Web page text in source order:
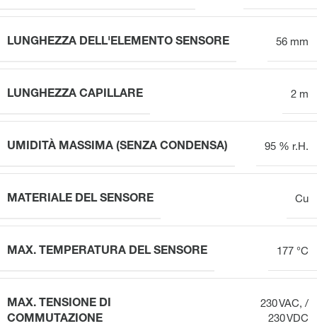
LUNGHEZZA DELL'ELEMENTO SENSORE 56 mm
LUNGHEZZA CAPILLARE 2 m
UMIDITÀ MASSIMA (SENZA CONDENSA) 95 % r.H.
MATERIALE DEL SENSORE Cu
MAX. TEMPERATURA DEL SENSORE 177 °C
MAX. TENSIONE DI
COMMUTAZIONE
230 VAC, /
230 VDC